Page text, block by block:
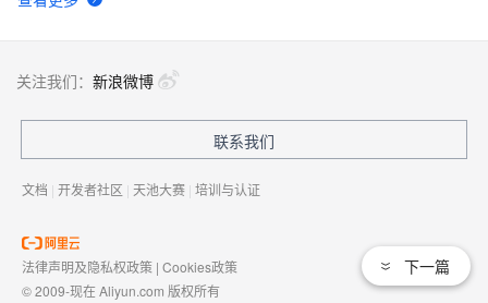
下一篇
关注我们： 新浪微博
联系我们
文档 | 开发者社区 | 天池大赛 | 培训与认证
法律声明及隐私权政策 | Cookies政策
© 2009-现在 Aliyun.com 版权所有